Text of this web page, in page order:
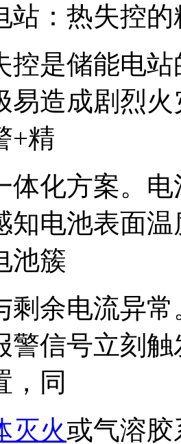
站：热失控
控是储能电
易造成剧烈
+精
体化方案。
知电池表面
池簇
剩余电流异
警信号立刻
，同
灭火或气溶